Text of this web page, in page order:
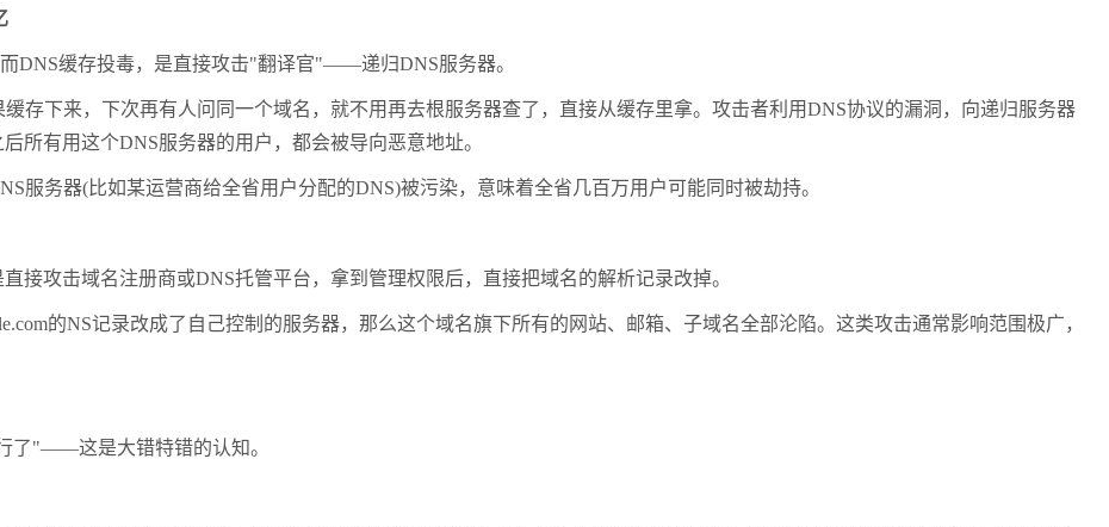
缓存投毒，是直接攻击"翻译官"——递归DNS服务器。
下来，下次再有人问同一个域名，就不用再去根服务器查了，直接从缓存里拿。攻击者利用DNS协议的漏洞，向递归服务器
所有用这个DNS服务器的用户，都会被导向恶意地址。
器(比如某运营商给全省用户分配的DNS)被污染，意味着全省几百万用户可能同时被劫持。
攻击域名注册商或DNS托管平台，拿到管理权限后，直接把域名的解析记录改掉。
的NS记录改成了自己控制的服务器，那么这个域名旗下所有的网站、邮箱、子域名全部沦陷。这类攻击通常影响范围极广，
"——这是大错特错的认知。